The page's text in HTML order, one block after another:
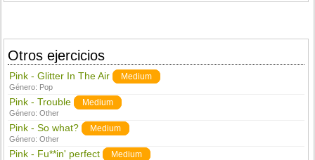
Otros ejercicios
Pink - Glitter In The Air Medium
Género: Pop
Pink - Trouble Medium
Género:Other
Pink - So what? Medium
Género:Other
Pink - Fu**in' perfect Medium